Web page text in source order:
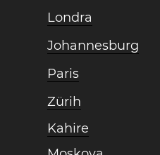
Londra
Johannesburg
Paris
Zürih
Kahire